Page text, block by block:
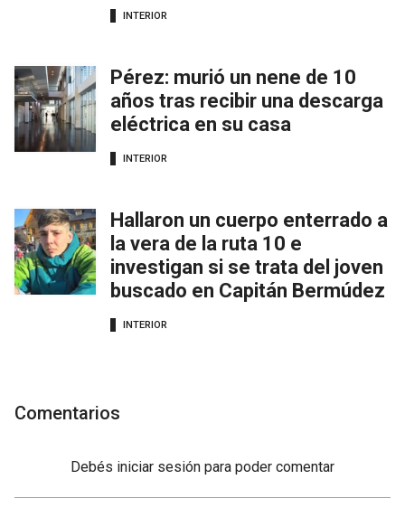
INTERIOR
Pérez: murió un nene de 10
años tras recibir una descarga
eléctrica en su casa
INTERIOR
Hallaron un cuerpo enterrado a
la vera de la ruta 10 e
investigan si se trata del joven
buscado en Capitán Bermúdez
INTERIOR
Comentarios
Debés iniciar sesión para poder comentar